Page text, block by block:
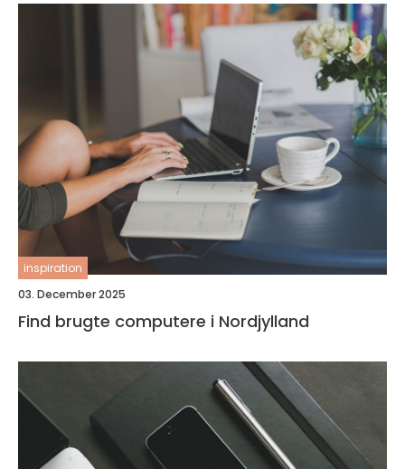
inspiration
03. December 2025
Find brugte computere i Nordjylland